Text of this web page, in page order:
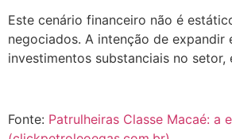
Este cenário financeiro não é
negociados. A intenção de
investimentos substanciais no
Fonte: Patrulheiras Classe Macaé: